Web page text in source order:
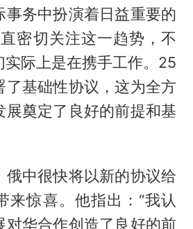
事务中扮演着日益重要的
密切关注这一趋势，不
实际上是在携手工作。25
了基础性协议，这为全方
展奠定了良好的前提和基
俄中很快将以新的协议给
来惊喜。他指出：“我认
对华合作创造了良好的前